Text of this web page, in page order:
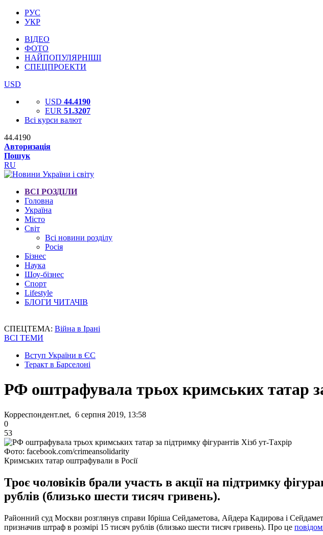
РУС
УКР
ВІДЕО
ФОТО
НАЙПОПУЛЯРНІШІ
СПЕЦПРОЕКТИ
USD
USD 44.4190
EUR 51.3207
Всі курси валют
44.4190
Авторизація
Пошук
RU
ВСІ РОЗДІЛИ
Головна
Україна
Місто
Світ
Всі новини розділу
Росія
Бізнес
Наука
Шоу-бізнес
Спорт
Lifestyle
БЛОГИ ЧИТАЧІВ
СПЕЦТЕМА: Війна в Ірані
ВСІ ТЕМИ
Вступ України в ЄС
Теракт в Барселоні
РФ оштрафувала трьох кримських татар
Корреспондент.net, 6 серпня 2019, 13:58
0
53
Фото: facebook.com/crimeansolidarity
Кримських татар оштрафували в Росії
Троє чоловіків брали участь в акції на підтримку
рублів (близько шести тисяч гривень).
Районний суд Москви розглянув справи Ібріша Сейдаметова, Айдера Кадирова і
призначив штраф в розмірі 15 тисяч рублів (близько шести тисяч гривень). Про це